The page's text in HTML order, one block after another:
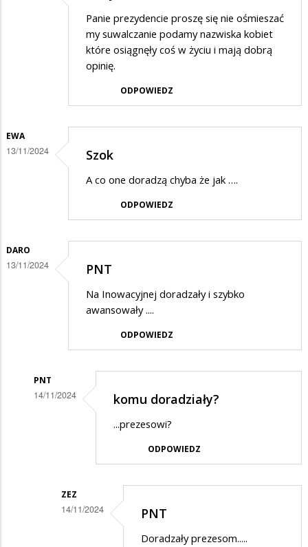
Panie prezydencie proszę się nie ośmieszać
my suwalczanie podamy nazwiska kobiet
które osiągnęły coś w życiu i mają dobrą
opinię.
ODPOWIEDZ
EWA
13/11/2024 Szok
A co one doradzą chyba że jak ….
ODPOWIEDZ
DARO
13/11/2024 PNT
Na Inowacyjnej doradzały i szybko
awansowały ....
ODPOWIEDZ
PNT
14/11/2024
odpowiedzi
komu doradziały?
...prezesowi?
ODPOWIEDZ
ZEZ
14/11/2024 PNT
Doradzały prezesom.....